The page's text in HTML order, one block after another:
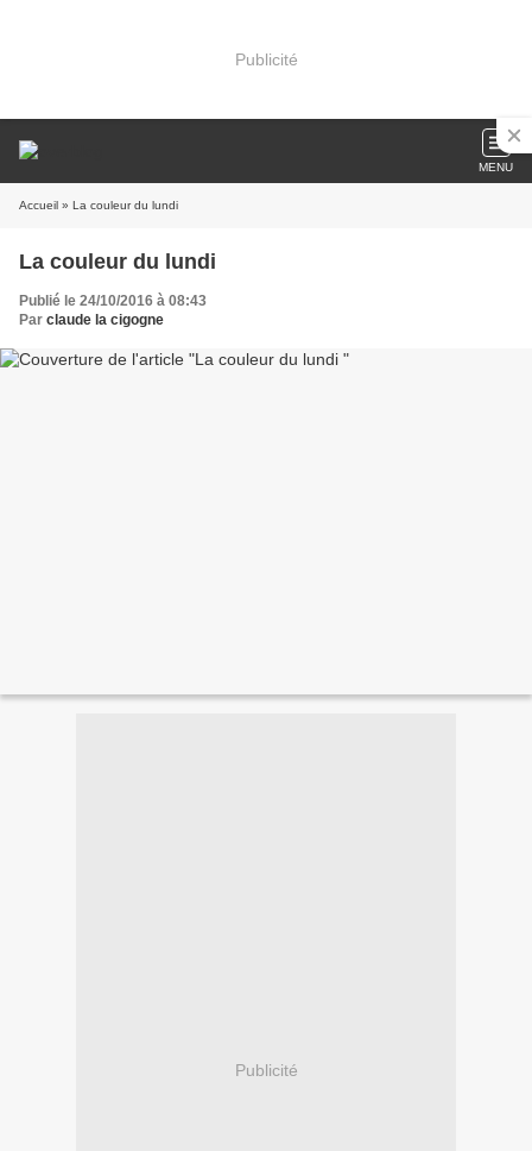
Publicité
MENU
Accueil » La couleur du lundi
La couleur du lundi
Publié le 24/10/2016 à 08:43
Par claude la cigogne
Publicité